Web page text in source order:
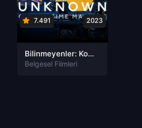
7.491 2023
Bilinmeyenler: Kozmik Zaman Makinesi Türkçe Altyazılı izle
Belgesel Filmleri